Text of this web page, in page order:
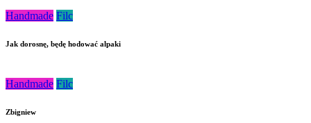
Handmade Filc
Jak dorosnę, będę hodować alpaki
Handmade Filc
Zbigniew